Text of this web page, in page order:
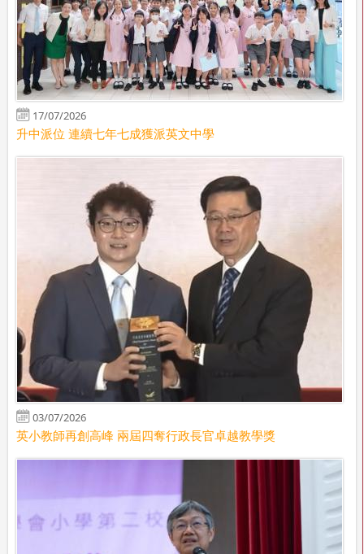
17/07/2026
升中派位 連續七年七成獲派英文中學
03/07/2026
英小教師再創高峰 兩屆四奪行政長官卓越教學獎